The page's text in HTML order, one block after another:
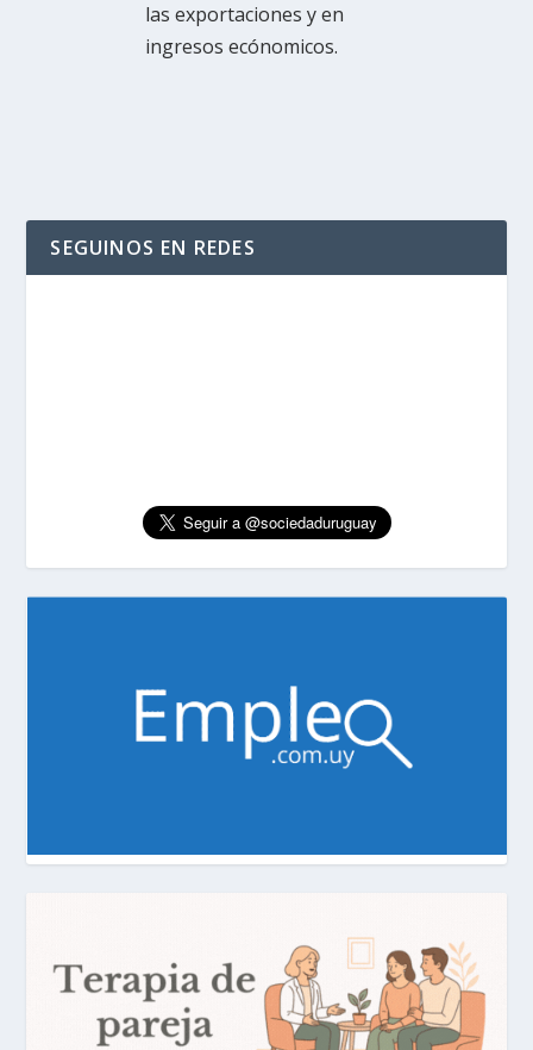
las exportaciones y en
ingresos ecónomicos.
SEGUINOS EN REDES